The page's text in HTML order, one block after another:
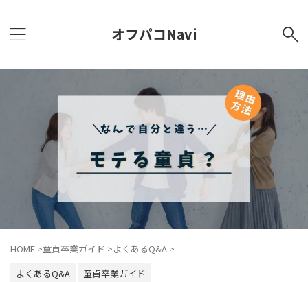
オフパコNavi
HOME >童貞卒業ガイド >よくあるQ&A >
よくあるQ&A
童貞卒業ガイド